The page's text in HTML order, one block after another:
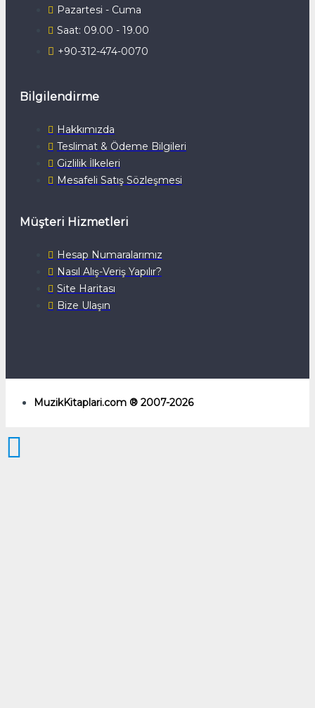
Pazartesi - Cuma
Saat: 09.00 - 19.00
+90-312-474-0070
Bilgilendirme
Hakkımızda
Teslimat & Ödeme Bilgileri
Gizlilik İlkeleri
Mesafeli Satış Sözleşmesi
Müşteri Hizmetleri
Hesap Numaralarımız
Nasıl Alış-Veriş Yapılır?
Site Haritası
Bize Ulaşın
MuzikKitaplari.com ® 2007-2026